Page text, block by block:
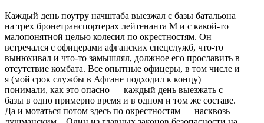
Каждый день поутру начштаба выезжал с базы батальона
на трех бронетранспортерах лейтенанта М и с какой-то
малопонятной целью колесил по окрестностям. Он
встречался с офицерами афганских спецслужб, что-то
вынюхивал и что-то замышлял, должное его прославить в
отсутствие комбата. Все опытные офицеры, в том числе и
я (мой срок службы в Афгане подходил к концу)
понимали, как это опасно — каждый день выезжать с
базы в одно примерно время и в одном и том же составе.
Да и мотаться потом здесь по окрестностям — насквозь